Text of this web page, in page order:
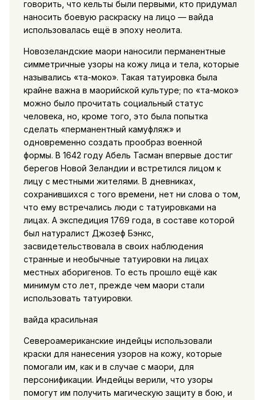
говорить, что кельты были первыми, кто придумал
наносить боевую раскраску на лицо — вайда
использовалась ещё в эпоху неолита.
Новозеландские маори наносили перманентные
симметричные узоры на кожу лица и тела, которые
назывались «та-моко». Такая татуировка была
крайне важна в маорийской культуре; по «та-моко»
можно было прочитать социальный статус
человека, но, кроме того, это была попытка
сделать «перманентный камуфляж» и
одновременно создать прообраз военной
формы. В 1642 году Абель Тасман впервые достиг
берегов Новой Зеландии и встретился лицом к
лицу с местными жителями. В дневниках,
сохранившихся с того времени, нет ни слова о том,
что ему встречались люди с татуировками на
лицах. А экспедиция 1769 года, в составе которой
был натуралист Джозеф Бэнкс,
засвидетельствовала в своих наблюдения
странные и необычные татуировки на лицах
местных аборигенов. То есть прошло ещё как
минимум сто лет, прежде чем маори стали
использовать татуировки.
вайда красильная
Североамериканские индейцы использовали
краски для нанесения узоров на кожу, которые
помогали им, как и в случае с маори, для
персонификации. Индейцы верили, что узоры
помогут им получить магическую защиту в бою, и